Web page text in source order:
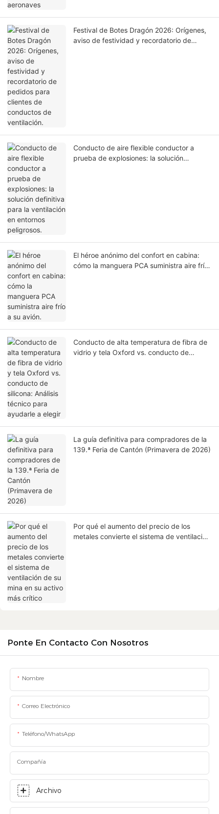
Festival de Botes Dragón 2026: Orígenes,
aviso de festividad y recordatorio de
Conducto de aire flexible conductor a
prueba de explosiones: la solución
El héroe anónimo del confort en cabina:
cómo la manguera PCA suministra aire frío
Conducto de alta temperatura de fibra de
vidrio y tela Oxford vs. conducto de
La guía definitiva para compradores de la
139.ª Feria de Cantón (Primavera de 2026)
Por qué el aumento del precio de los
metales convierte el sistema de ventilación
Ponte En Contacto Con Nosotros
Nombre
Correo Electrónico
Teléfono/WhatsApp
Compañía
Archivo